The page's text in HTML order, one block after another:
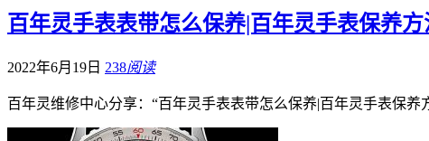
百年灵手表表带怎么保养|百年灵手表保养方
2022年6月19日 238阅读
百年灵维修中心分享：“百年灵手表表带怎么保养|百年灵手表保